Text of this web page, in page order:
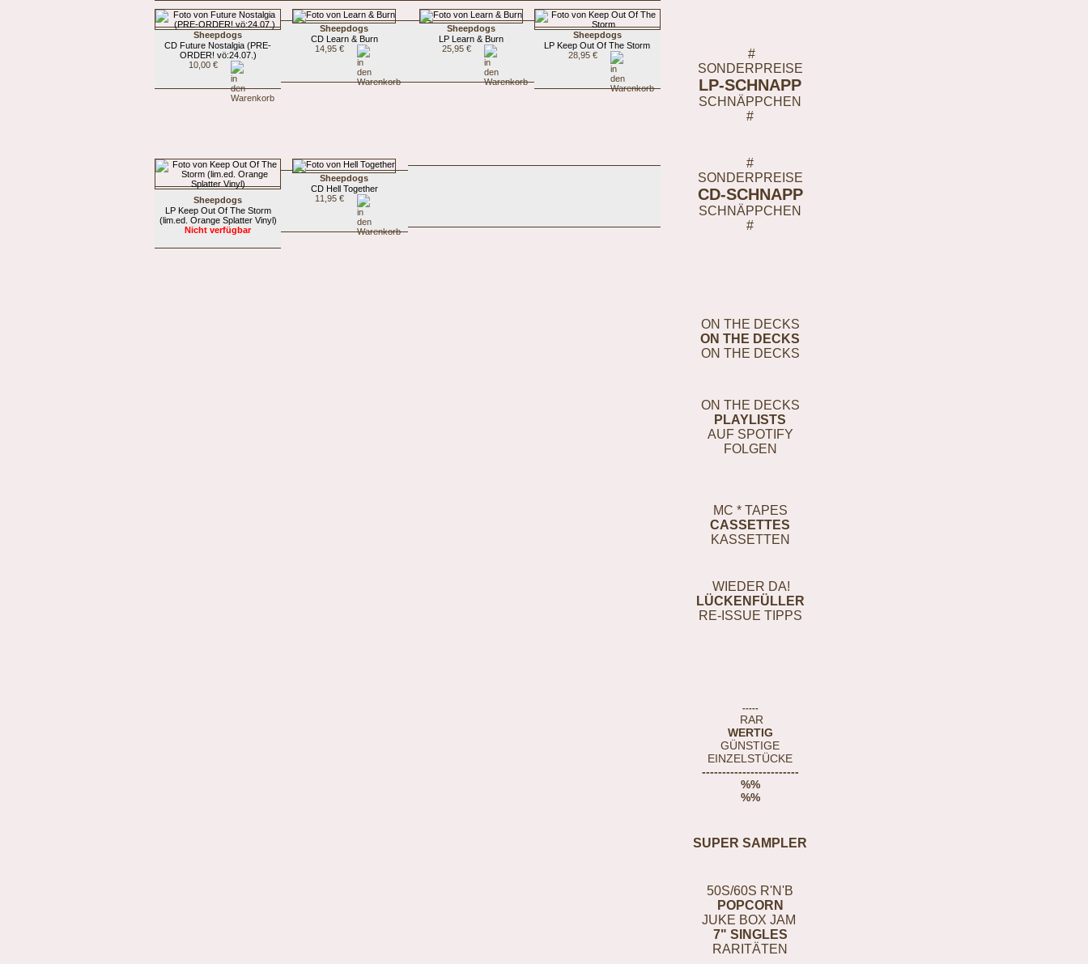
#
SONDERPREISE
LP-SCHNAPP
SCHNÄPPCHEN
#
#
SONDERPREISE
CD-SCHNAPP
SCHNÄPPCHEN
#
ON THE DECKS
ON THE DECKS
ON THE DECKS
ON THE DECKS
PLAYLISTS
AUF SPOTIFY
FOLGEN
MC * TAPES
CASSETTES
KASSETTEN
WIEDER DA!
LÜCKENFÜLLER
RE-ISSUE TIPPS
-----
RAR
WERTIG
GÜNSTIGE
EINZELSTÜCKE
------------------------
%%
%%
SUPER SAMPLER
50S/60S R'N'B
POPCORN
JUKE BOX JAM
7" SINGLES
RARITÄTEN
Sheepdogs
CD Future Nostalgia (PRE-
ORDER! vö:24.07.)
10,00 €
Sheepdogs
CD Learn & Burn
14,95 €
Sheepdogs
LP Learn & Burn
25,95 €
Sheepdogs
LP Keep Out Of The Storm
28,95 €
Sheepdogs
LP Keep Out Of The Storm
(lim.ed. Orange Splatter Vinyl)
Nicht verfügbar
Sheepdogs
CD Hell Together
11,95 €